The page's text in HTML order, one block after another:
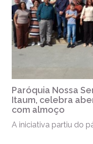
Paróquia Nossa
Itaum, celebra
com almoço
A iniciativa partiu do